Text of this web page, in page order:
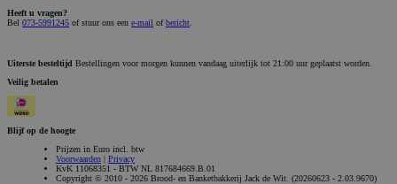
Heeft u vragen?
Bel 073-5991245 of stuur ons een e-mail ofbericht
Uiterste besteltijd Bestellingen voor morgen kunnen vandaag uiterlijk tot 21:00 uur geplaatst worden.
Veilig betalen
Blijf op de hoogte
Prijzen in Euro incl. btw
Voorwaarden | Privacy
KvK 11068351 - BTW NL 817684669.B.01
Copyright © 2010 - 2026 Brood- en Banketbakkerij Jack de Wit. (20260623 - 2.03.9670)